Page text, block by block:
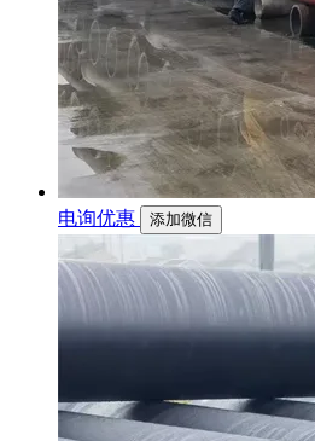
电询优惠 添加微信